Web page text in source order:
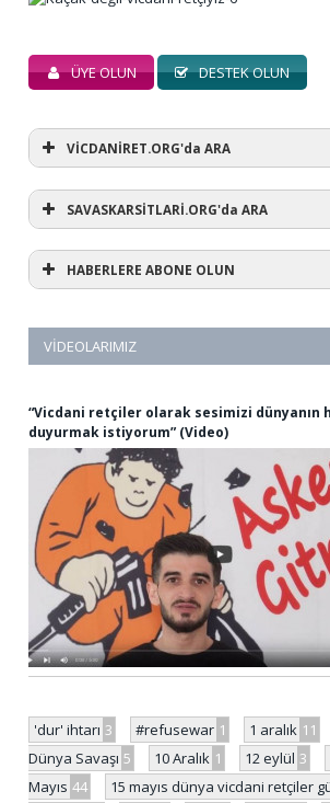
ÜYE OLUN DESTEK OLUN
VİCDANİRET.ORG'da ARA
SAVASKARSİTLARİ.ORG'da ARA
HABERLERE ABONE OLUN
VIDEOLARIMIZ
“Vicdani retçiler olarak sesimizi dünyanın
duyurmak istiyorum” (Video)
'dur' ihtarı 3 #refusewar 1 1 aralık 11
Dünya Savaşı 5 10 Aralık 1 12 eylül 3
Mayıs 44 15 mayıs dünya vicdani retçiler